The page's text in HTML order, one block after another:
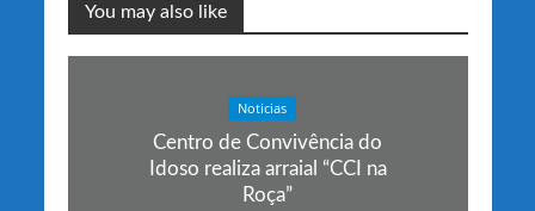
You may also like
Noticias
Centro de Convivência do
Idoso realiza arraial “CCI na
Roça”